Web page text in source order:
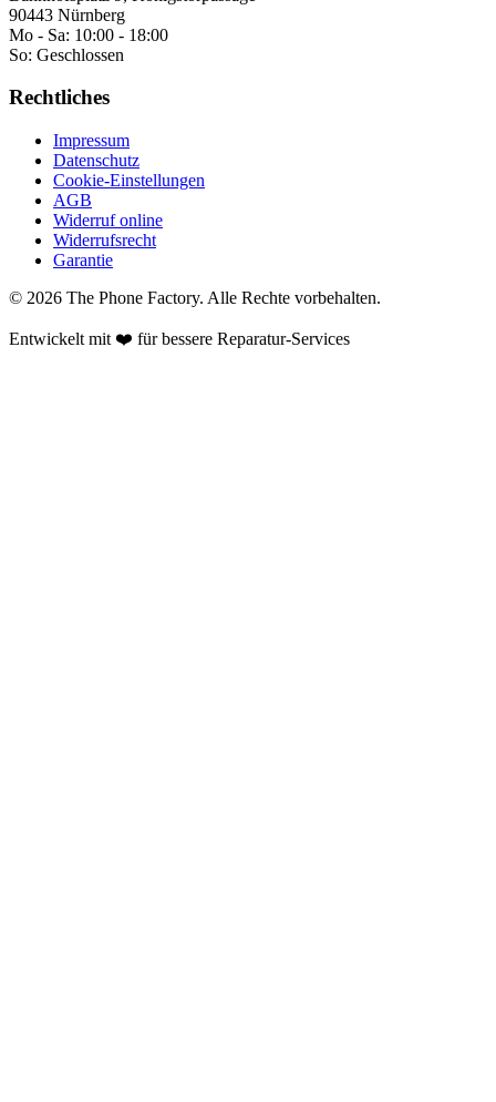
90443 Nürnberg
Mo - Sa: 10:00 - 18:00
So: Geschlossen
Rechtliches
Impressum
Datenschutz
Cookie-Einstellungen
AGB
Widerruf online
Widerrufsrecht
Garantie
© 2026 The Phone Factory. Alle Rechte vorbehalten.
Entwickelt mit ❤️ für bessere Reparatur-Services